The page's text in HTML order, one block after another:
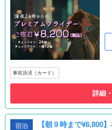
事前決済（カード）
詳細
宿泊
【朝９時まで¥6,800